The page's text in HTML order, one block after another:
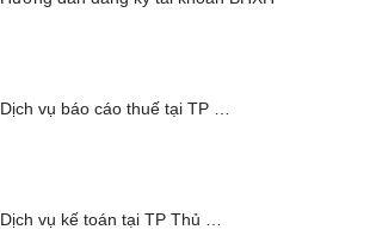
Dịch vụ báo cáo thuế tại TP …
Dịch vụ kế toán tại TP Thủ …